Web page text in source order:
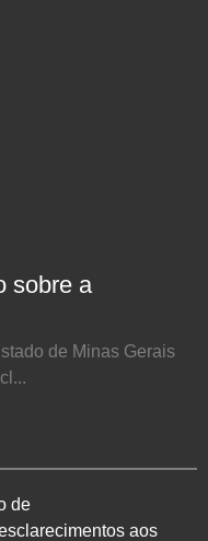
sobre a
de Minas Gerais
de
aos